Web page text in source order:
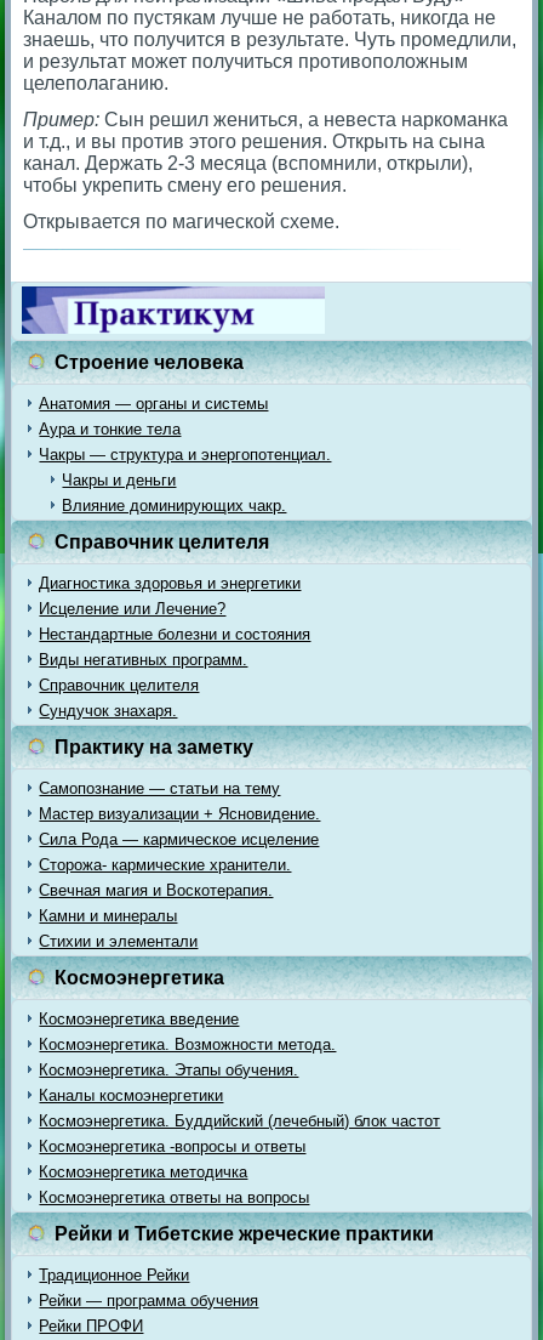
Каналом по пустякам лучше не работать, никогда не
знаешь, что получится в результате. Чуть промедлили,
и результат может получиться противоположным
целеполаганию.
Пример: Сын решил жениться, а невеста наркоманка
и т.д., и вы против этого решения. Открыть на сына
канал. Держать 2-3 месяца (вспомнили, открыли),
чтобы укрепить смену его решения.
Открывается по магической схеме.
Строение человека
Анатомия — органы и системы
Аура и тонкие тела
Чакры — структура и энергопотенциал.
Чакры и деньги
Влияние доминирующих чакр.
Справочник целителя
Диагностика здоровья и энергетики
Исцеление или Лечение?
Нестандартные болезни и состояния
Виды негативных программ.
Справочник целителя
Сундучок знахаря.
Практику на заметку
Самопознание — статьи на тему
Мастер визуализации + Ясновидение.
Сила Рода — кармическое исцеление
Сторожа- кармические хранители.
Свечная магия и Воскотерапия.
Камни и минералы
Стихии и элементали
Космоэнергетика
Космоэнергетика введение
Космоэнергетика. Возможности метода.
Космоэнергетика. Этапы обучения.
Каналы космоэнергетики
Космоэнергетика. Буддийский (лечебный) блок частот
Космоэнергетика -вопросы и ответы
Космоэнергетика методичка
Космоэнергетика ответы на вопросы
Рейки и Тибетские жреческие практики
Традиционное Рейки
Рейки — программа обучения
Рейки ПРОФИ